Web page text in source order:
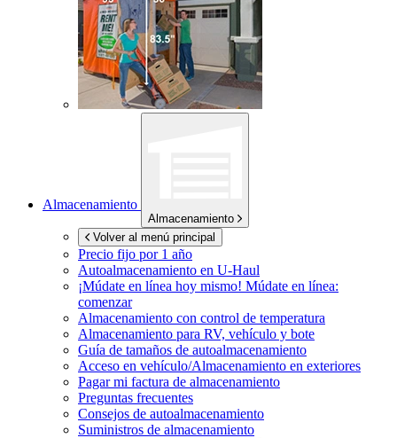
Almacenamiento
Almacenamiento
Volver al menú principal
Precio fijo por 1 año
Autoalmacenamiento en U-Haul
¡Múdate en línea hoy mismo! Múdate en línea:
comenzar
Almacenamiento con control de temperatura
Almacenamiento para RV, vehículo y bote
Guía de tamaños de autoalmacenamiento
Acceso en vehículo/Almacenamiento en exteriores
Pagar mi factura de almacenamiento
Preguntas frecuentes
Consejos de autoalmacenamiento
Suministros de almacenamiento